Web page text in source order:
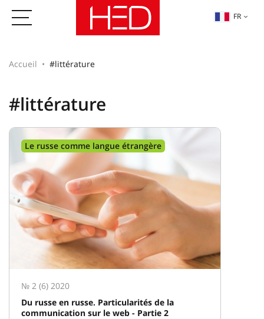
FR
Accueil #littérature
#littérature
Le russe comme langue étrangère
№ 2 (6) 2020
Du russe en russe. Particularités de la
communication sur le web - Partie 2